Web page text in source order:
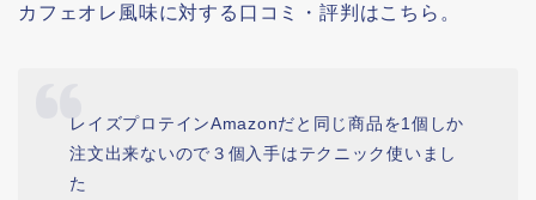
カフェオレ風味に対する口コミ・評判はこちら。
レイズプロテインAmazonだと同じ商品を1個しか
注文出来ないので３個入手はテクニック使いまし
た